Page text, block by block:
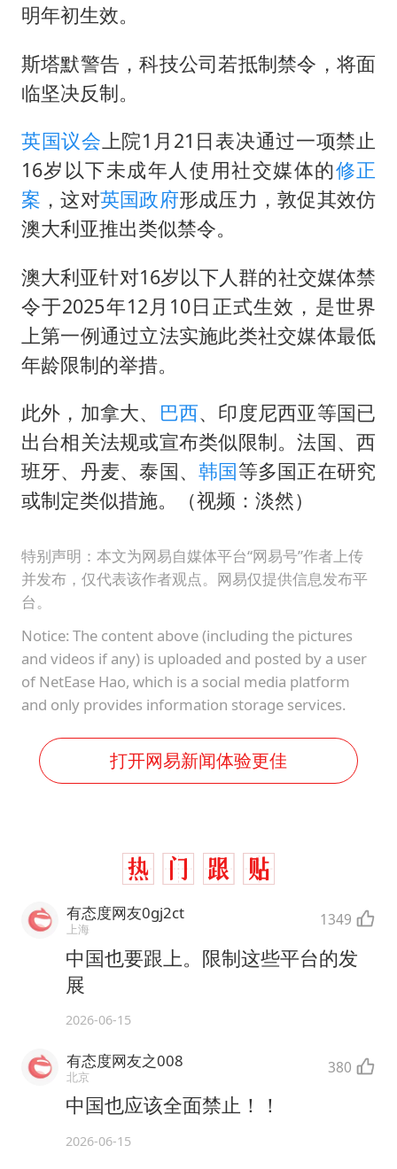
明年初生效。
斯塔默警告，科技公司若抵制禁令，将面
临坚决反制。
英国议会上院1月21日表决通过一项禁止
16岁以下未成年人使用社交媒体的修正
案 ，这对英国政府形成压力，敦促其效仿
澳大利亚推出类似禁令。
澳大利亚针对16岁以下人群的社交媒体禁
令于2025年12月10日正式生效，是世界
上第一例通过立法实施此类社交媒体最低
年龄限制的举措。
此外，加拿大、 巴西、印度尼西亚等国已
出台相关法规或宣布类似限制。法国、西
班牙、丹麦、泰国、韩国等多国正在研究
或制定类似措施。（视频：淡然）
特别声明：本文为网易自媒体平台“网易号”作者上传
并发布，仅代表该作者观点。网易仅提供信息发布平
台。
Notice: The content above (including the pictures
and videos if any) is uploaded and posted by a user
of NetEase Hao, which is a social media platform
and only provides information storage services.
打开网易新闻体验更佳
有态度网友0gj2ct
上海 1349
中国也要跟上。限制这些平台的发
展
2026-06-15
有态度网友之008
北京 380
中国也应该全面禁止！！
2026-06-15